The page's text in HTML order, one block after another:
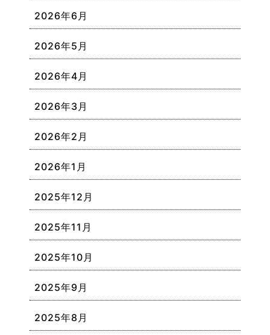
2026年6月
2026年5月
2026年4月
2026年3月
2026年2月
2026年1月
2025年12月
2025年11月
2025年10月
2025年9月
2025年8月